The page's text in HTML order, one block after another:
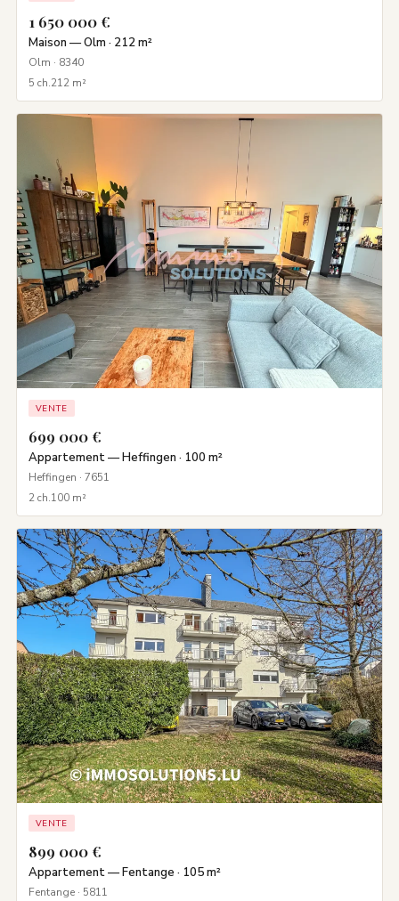
1 650 000 €
Maison — Olm · 212 m²
Olm · 8340
5 ch.212 m²
VENTE
699 000 €
Appartement — Heffingen · 100 m²
Heffingen · 7651
2 ch.100 m²
VENTE
899 000 €
Appartement — Fentange · 105 m²
Fentange · 5811